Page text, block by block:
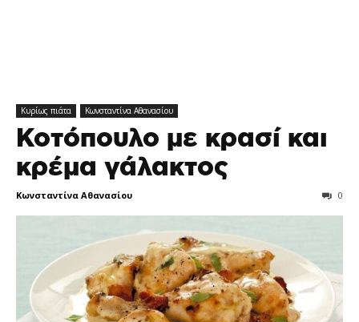
Κυρίως πιάτα Κωνσταντίνα Αθανασίου
Κοτόπουλο με κρασί και
κρέμα γάλακτος
Κωνσταντίνα Αθανασίου 0